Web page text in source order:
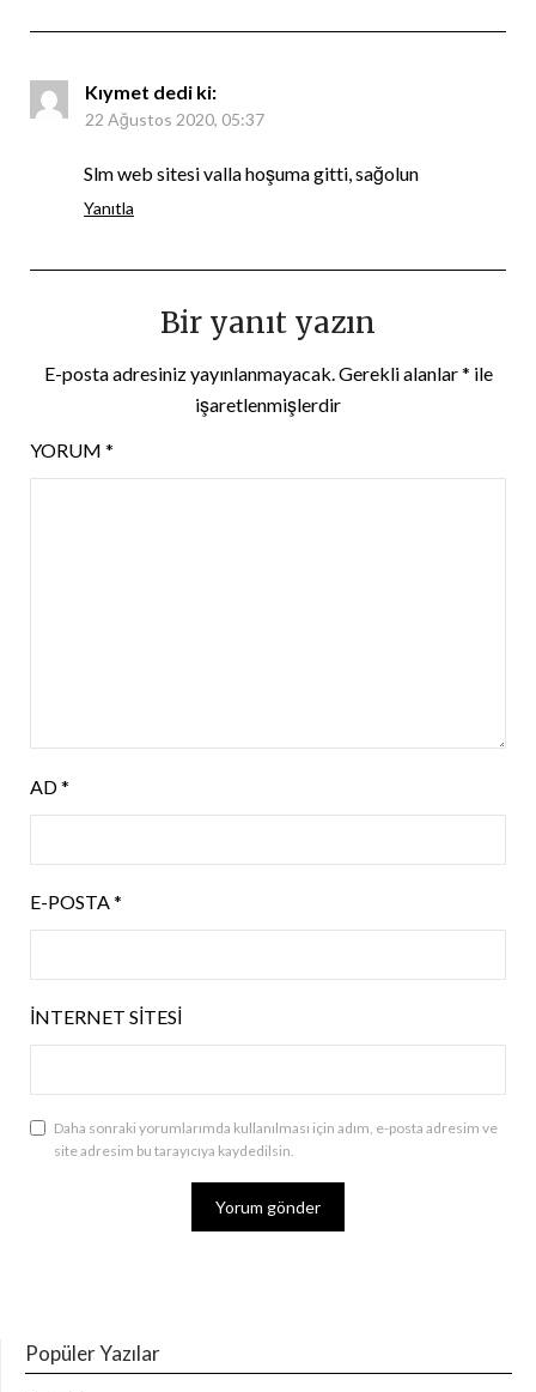
Kıymet dedi ki:
22 Ağustos 2020, 05:37
Slm web sitesi valla hoşuma gitti, sağolun
Yanıtla
Bir yanıt yazın
E-posta adresiniz yayınlanmayacak.Gerekli alanlar* ile
işaretlenmişlerdir
YORUM *
AD*
E-POSTA*
İNTERNET SITESI
Daha sonraki yorumlarımda kullanılması için adım, e-posta adresim ve
site adresim bu tarayıcıya kaydedilsin.
Popüler Yazılar